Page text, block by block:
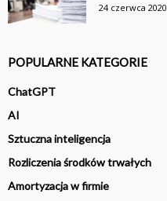
24 czerwca 2020
POPULARNE KATEGORIE
ChatGPT
AI
Sztuczna inteligencja
Rozliczenia środków trwałych
Amortyzacja w firmie